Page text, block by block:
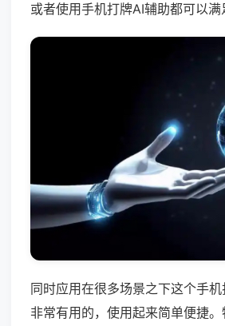
或者使用手机打牌AI辅助都可以满
同时应用在很多场景之下这个手
非常有用的，使用起来简单便捷